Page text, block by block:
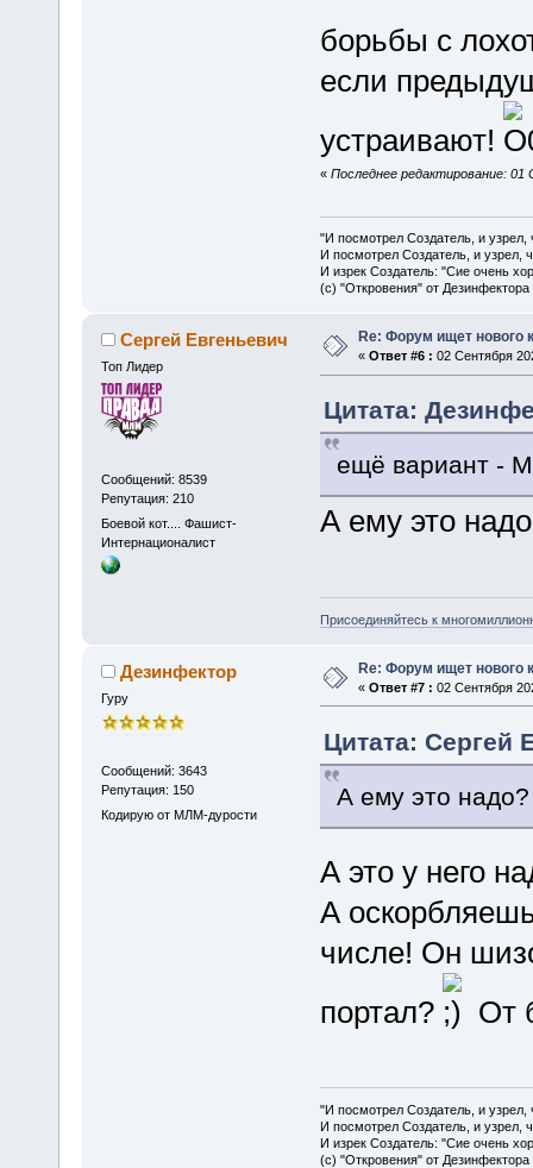
борьбы с
если
устраивают!
« Последнее редактирование:
"И посмотрел Создатель, и
И посмотрел Создатель, и узрел,
И изрек Создатель: "Сие очень
(с) "Откровения" от Дезинфектора
Сергей Евгеньевич
Топ Лидер
Сообщений: 8539
Репутация: 210
Боевой кот.... Фашист-
Интернационалист
Re: Форум ищет нового
« Ответ #6 : 02 Сентября
Цитата:
ещё вариант -
А ему это
Присоединяйтесь к
Дезинфектор
Гуру
Сообщений: 3643
Репутация: 150
Кодирую от МЛМ-дурости
Re: Форум ищет нового
« Ответ #7 : 02 Сентября
Цитата: Сергей
А ему это
А это у него
А
числе! Он
портал?
От
"И посмотрел Создатель, и
И посмотрел Создатель, и узрел,
И изрек Создатель: "Сие очень
(с) "Откровения" от Дезинфектора